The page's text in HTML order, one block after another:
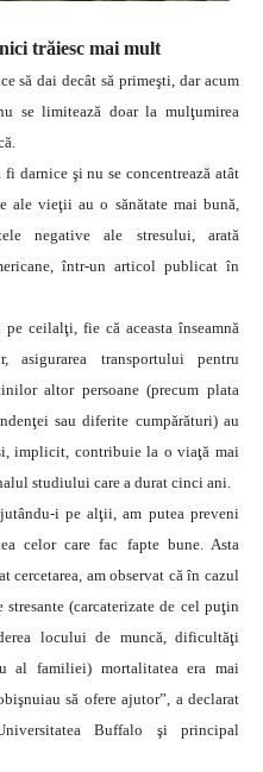
trăiesc mai mult
să dai decât să primeşti, dar acum
se limitează doar la mulţumirea
darnice şi nu se concentrează atât
ale vieţii au o sănătate mai bună,
negative ale stresului, arată
într-un articol publicat în
ceilalţi, fie că aceasta înseamnă
asigurarea transportului pentru
altor persoane (precum plata
sau diferite cumpărături) au
implicit, contribuie la o viaţă mai
studiului care a durat cinci ani.
i pe alţii, am putea preveni
celor care fac fapte bune. Asta
cercetarea, am observat că în cazul
(carcaterizate de cel puţin
locului de muncă, dificultăţi
al familiei) mortalitatea era mai
să ofere ajutor”, a declarat
Buffalo şi principal